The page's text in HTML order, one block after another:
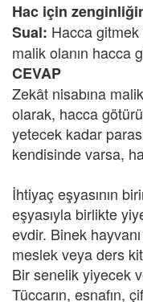
Hac için
Sual: Hacca
malik olanın hacca
CEVAP
Zekât nisabına
olarak, hacca
yetecek kadar
kendisinde varsa,
İhtiyaç eşyasının
eşyasıyla birlikte
evdir. Binek
meslek veya ders
Bir senelik yiyecek
Tüccarın, esnafın,